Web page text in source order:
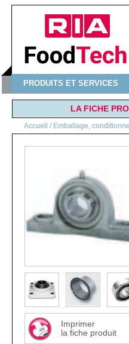
PRODUITS ET SERVICES
LA FICHE
Accueil / Emballage,
Imprimer
la fiche produit